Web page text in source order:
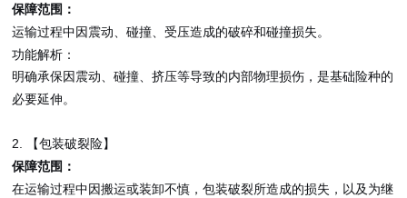
保障范围：
运输过程中因震动、碰撞、受压造成的破碎和碰撞损失。
功能解析：
明确承保因震动、碰撞、挤压等导致的内部物理损伤，是基础险种的
必要延伸。
2.
【包装破裂险】
保障范围：
在运输过程中因搬运或装卸不慎，包装破裂所造成的损失，以及为继